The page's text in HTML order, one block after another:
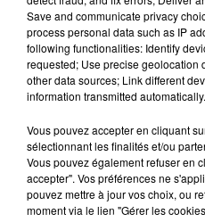
Tarif Gratuit
One woman show de Cathy
20h30 Rendez-vous
la saveur des expressions
alsacienne, compréhensibles
aussitôt. Avec Mademoiselle
la portée de tous ! Tarifs :
Billetterie en ligne https://
Save and communicate privacy
process personal data such as IP
following functionalities: Identify
requested; Use precise geolocation
other data sources; Link different
information transmitted automatically.
Vous pouvez accepter en cliquant
sélectionnant les finalités et/ou
Vous pouvez également refuser en
accepter". Vos préférences ne
pouvez mettre à jour vos choix, ou
moment via le lien "Gérer les